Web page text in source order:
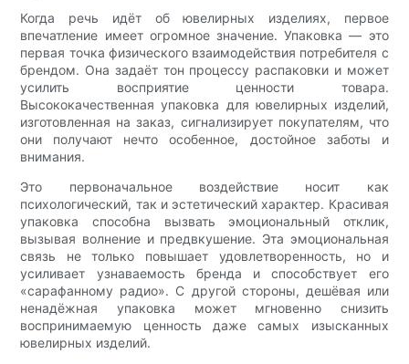
Когда речь идёт об ювелирных изделиях, первое
впечатление имеет огромное значение. Упаковка — это
первая точка физического взаимодействия потребителя с
брендом. Она задаёт тон процессу распаковки и может
усилить восприятие ценности товара.
Высококачественная упаковка для ювелирных изделий,
изготовленная на заказ, сигнализирует покупателям, что
они получают нечто особенное, достойное заботы и
внимания.
Это первоначальное воздействие носит как
психологический, так и эстетический характер. Красивая
упаковка способна вызвать эмоциональный отклик,
вызывая волнение и предвкушение. Эта эмоциональная
связь не только повышает удовлетворенность, но и
усиливает узнаваемость бренда и способствует его
«сарафанному радио». С другой стороны, дешёвая или
ненадёжная упаковка может мгновенно снизить
воспринимаемую ценность даже самых изысканных
ювелирных изделий.